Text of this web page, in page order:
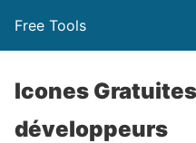
Free Tools
Icones
développeurs